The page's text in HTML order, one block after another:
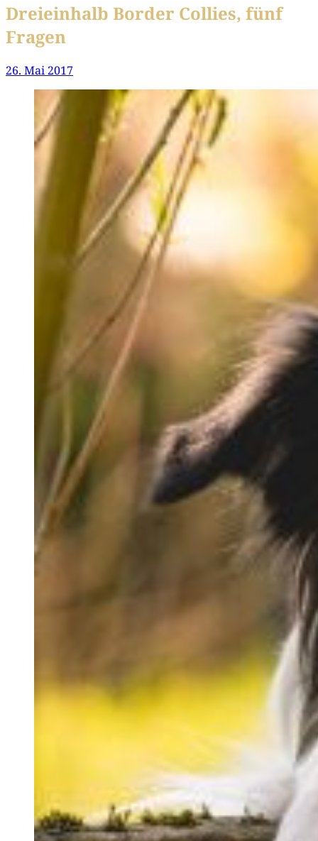
Dreieinhalb Border Collies, fünf
Fragen
26. Mai 2017